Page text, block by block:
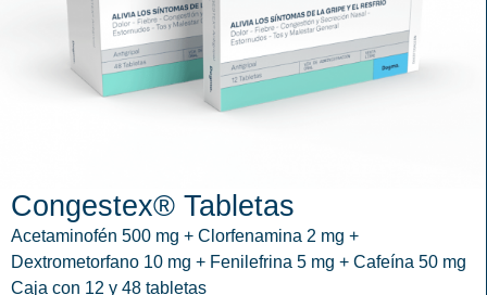
Congestex® Tabletas
Acetaminofén 500 mg + Clorfenamina 2 mg +
Dextrometorfano 10 mg + Fenilefrina 5 mg + Cafeína 50 mg
Caja con 12 y 48 tabletas